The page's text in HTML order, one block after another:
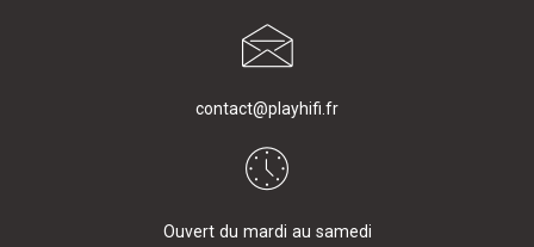
contact@playhifi.fr
Ouvert du mardi au samedi